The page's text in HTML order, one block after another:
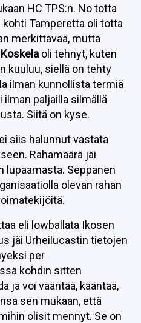
HC TPS:n. No totta
kohti Tamperetta oli totta
merkittävää, mutta
oli tehnyt, kuten
kuuluu, siellä on tehty
ilman kunnollista termiä
paljailla silmällä
Siitä on kyse.
siis halunnut vastata
Rahamäärä jäi
Seppänen
olevan rahan
eli lowballata Ikosen
jäi Urheilucastin tietojen
per
kohdin sitten
ja voi vääntää, kääntää,
sen mukaan, että
olisit mennyt. Se on